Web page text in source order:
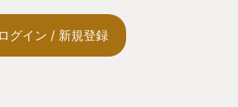
ログイン / 新規登録